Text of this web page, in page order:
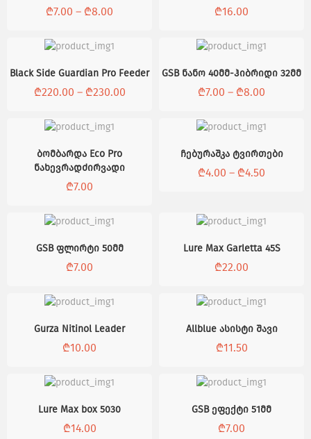
₾7.00 – ₾8.00 ₾16.00
Black Side Guardian Pro Feeder
₾220.00 – ₾230.00
GSB ნანო 40მმ-ჰიბრიდი 32მმ
₾7.00 – ₾8.00
ბომბარდა Eco Pro
ნახევრადძირვადი
₾7.00
ჩებურაშკა ტვირთები
₾4.00 – ₾4.50
GSB ფლირტი 50მმ
₾7.00
Lure Max Garletta 45S
₾22.00
Gurza Nitinol Leader
₾10.00
Allblue ასისტი შავი
₾11.50
Lure Max box 5030
₾14.00
GSB ეფექტი 51მმ
₾7.00